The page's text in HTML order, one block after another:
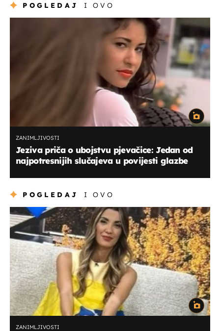
POGLEDAJ I OVO
ZANIMLJIVOSTI
Jeziva priča o ubojstvu pjevačice: Jedan od
najpotresnijih slučajeva u povijesti glazbe
POGLEDAJ I OVO
ZANIMLJIVOSTI